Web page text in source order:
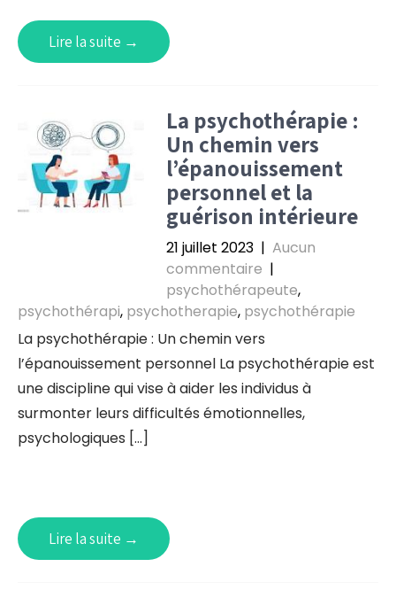
Lire la suite →
La psychothérapie :
Un chemin vers
l’épanouissement
personnel et la
guérison intérieure
21 juillet 2023 | Aucun
commentaire |
psychothérapeute,
psychothérapi, psychotherapie, psychothérapie
La psychothérapie : Un chemin vers
l’épanouissement personnel La psychothérapie est
une discipline qui vise à aider les individus à
surmonter leurs difficultés émotionnelles,
psychologiques […]
Lire la suite →